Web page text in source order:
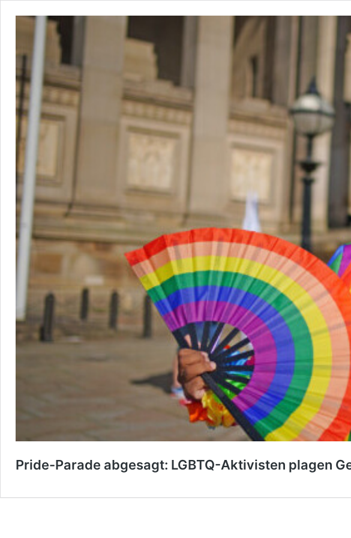
Pride-Parade abgesagt: LGBTQ-Aktivisten plagen